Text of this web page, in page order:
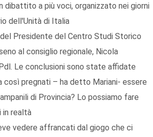
dibattito a più voci, organizzato nei giorni
dell'Unità di Italia
Presidente del Centro Studi Storico
al consiglio regionale, Nicola
Le conclusioni sono state affidate
così pregnati – ha detto Mariani- essere
di Provincia? Lo possiamo fare
in realtà
vedere affrancati dal giogo che ci